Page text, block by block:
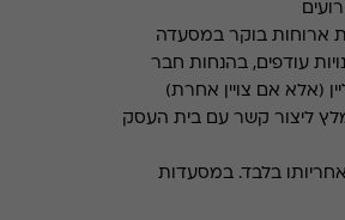
ארוחות בוקר במסעדה
עודפים, בהנחות חבר
(אלא אם צויין אחרת)
ליצור קשר עם בית העסק
בלבד. במסעדות